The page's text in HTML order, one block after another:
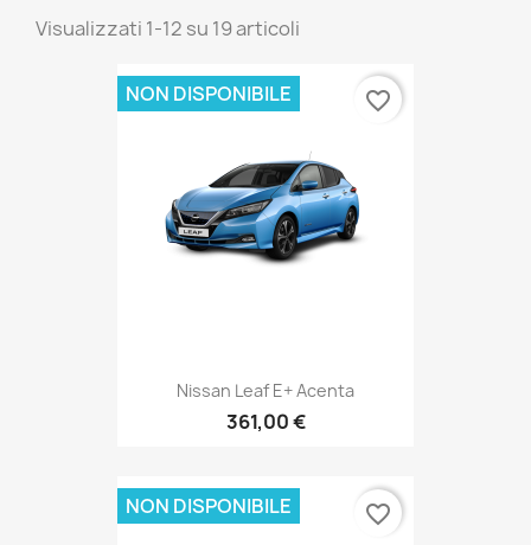
Visualizzati 1-12 su 19 articoli
Nissan Leaf E+ Acenta
361,00 €
NON DISPONIBILE favorite_border
NON DISPONIBILE favorite_border